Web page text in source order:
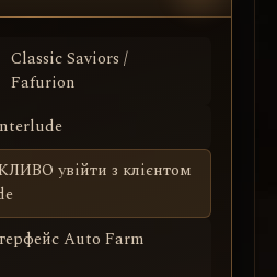
Classic Saviors /
Fafurion
увійти з клієнтом
Auto Farm